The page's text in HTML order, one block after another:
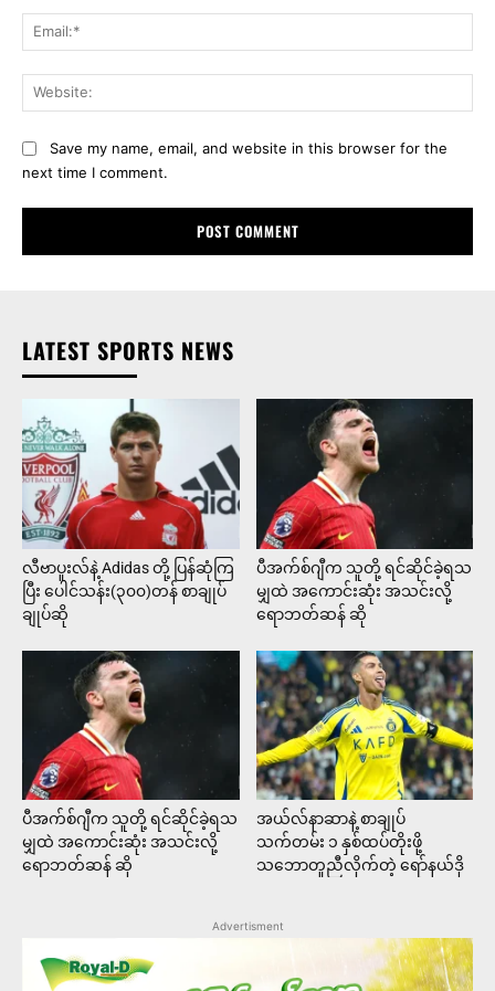
Save my name, email, and website in this browser for the
next time I comment.
LATEST SPORTS NEWS
လီဗာပူးလ်နဲ့ Adidas တို့ ပြန်ဆုံကြ
ပြီး ပေါင်သန်း(၃၀၀)တန် စာချုပ်
ချုပ်ဆို
ပီအက်စ်ဂျီက သူတို့ ရင်ဆိုင်ခဲ့ရသ
မျှထဲ အကောင်းဆုံး အသင်းလို့
ရောဘတ်ဆန် ဆို
ပီအက်စ်ဂျီက သူတို့ ရင်ဆိုင်ခဲ့ရသ
မျှထဲ အကောင်းဆုံး အသင်းလို့
ရောဘတ်ဆန် ဆို
အယ်လ်နာဆာနဲ့ စာချုပ်
သက်တမ်း ၁ နှစ်ထပ်တိုးဖို့
သဘောတူညီလိုက်တဲ့ ရော်နယ်ဒို
Advertisment